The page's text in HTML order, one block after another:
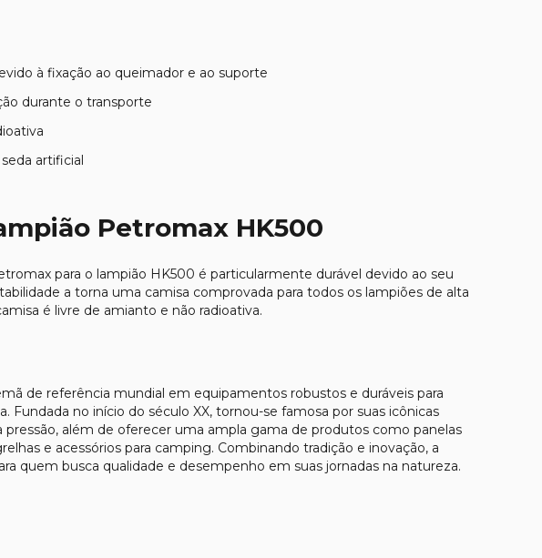
à fixação ao queimador e ao suporte
durante o transporte
artificial
Petromax HK500
para o lampião HK500 é particularmente durável devido ao seu
a torna uma camisa comprovada para todos os lampiões de alta
é livre de amianto e não radioativa.
de referência mundial em equipamentos robustos e duráveis para
Fundada no início do século XX, tornou-se famosa por suas icônicas
pressão, além de oferecer uma ampla gama de produtos como panelas
e acessórios para camping. Combinando tradição e inovação, a
quem busca qualidade e desempenho em suas jornadas na natureza.